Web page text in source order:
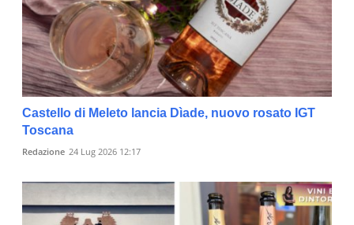
Castello di Meleto lancia Dìade, nuovo rosato IGT
Toscana
Redazione 24 Lug 2026 12:17